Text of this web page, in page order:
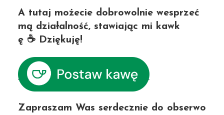
A tutaj możecie dobrowolnie wesprzeć
mą działalność, stawiając mi kawk
ę ☕ Dziękuję!
Zapraszam Was serdecznie do obserwo